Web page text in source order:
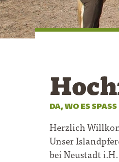
DA, WO ES SPASS
Herzlich
Unser
bei Neustadt i.H.